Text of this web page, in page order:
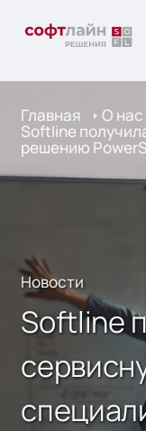
Главная О нас
Softline
решению
Новости
Softline